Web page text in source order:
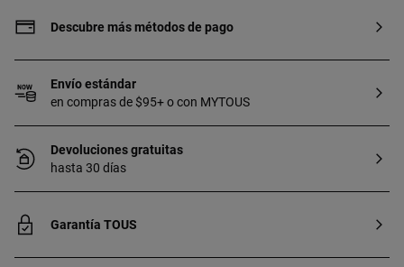
Descubre más métodos de pago
Envío estándar
en compras de $95+ o con MYTOUS
Devoluciones gratuitas
hasta 30 días
Garantía TOUS